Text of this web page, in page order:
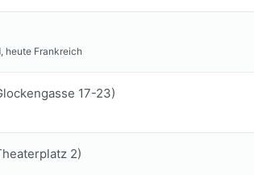
heute Frankreich
17-23)
2)